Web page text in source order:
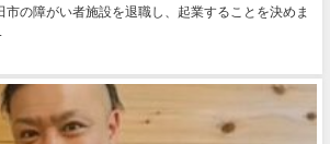
市の障がい者施設を退職し、起業することを決めま